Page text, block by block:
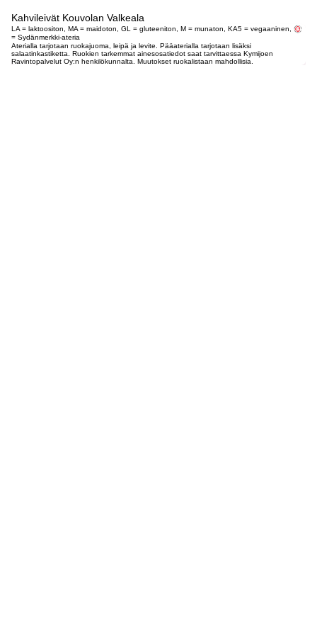
Kahvileivät Kouvolan Valkeala
LA = laktoositon, MA = maidoton, GL = gluteeniton, M = munaton, KA5 = vegaaninen,
= Sydänmerkki-ateria
Aterialla tarjotaan ruokajuoma, leipä ja levite. Pääaterialla tarjotaan lisäksi
salaatinkastiketta. Ruokien tarkemmat ainesosatiedot saat tarvittaessa Kymijoen
Ravintopalvelut Oy:n henkilökunnalta. Muutokset ruokalistaan mahdollisia.